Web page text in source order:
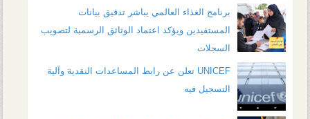
برنامج الغذاء العالمي يباشر تدقيق بيانات
المستفيدين ويؤكد اعتماد الوثائق الرسمية لتصويب
السجلات
UNICEF تعلن عن رابط المساعدات النقدية وآلية
التسجيل فيه